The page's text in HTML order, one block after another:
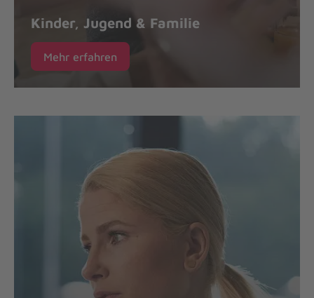
Kinder, Jugend & Familie
Mehr erfahren